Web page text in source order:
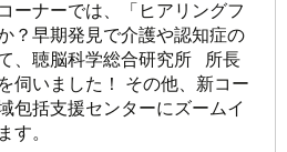
ーナーでは、「ヒアリングフ
？早期発見で介護や認知症の
、聴脳科学総合研究所 所長
伺いました！ その他、新コー
包括支援センターにズームイ
す。